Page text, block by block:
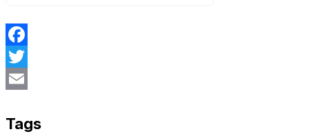
Facebook
Twitter
Tags